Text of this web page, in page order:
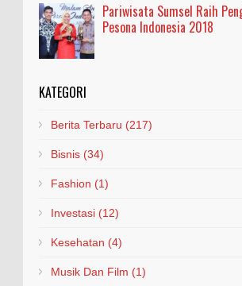
Pariwisata Sumsel Raih
Pesona Indonesia 2018
KATEGORI
Berita Terbaru (217)
Bisnis (34)
Fashion (1)
Investasi (12)
Kesehatan (4)
Musik Dan Film (1)